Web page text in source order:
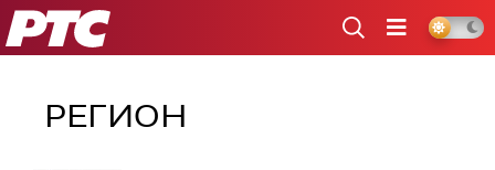
РТС
РЕГИОН